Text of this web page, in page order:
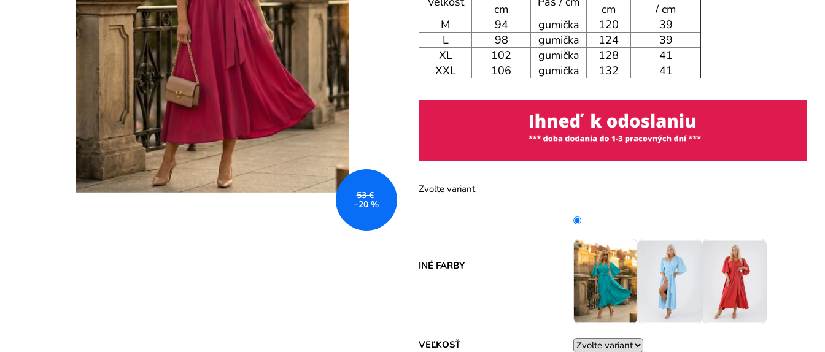
cm
cm
/ cm
M
94 gumička 120
39
L
98 gumička 124
39
XL
102 gumička 128
41
XXL
106 gumička 132 41
INÉ FARBY
VEĽKOSŤ
Zvoľte variant
53 €
–20 %